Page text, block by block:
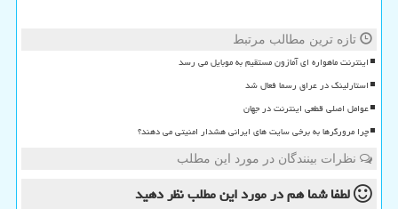
تازه ترین مطالب مرتبط
اینترنت ماهواره ای آمازون مستقیم به موبایل می رسد
استارلینک در عراق رسما فعال شد
عوامل اصلی قطعی اینترنت در جهان
چرا مرورگرها به برخی سایت های ایرانی هشدار امنیتی می دهند؟
نظرات بینندگان در مورد این مطلب
لطفا شما همدر مورد این مطلبنظر دهید